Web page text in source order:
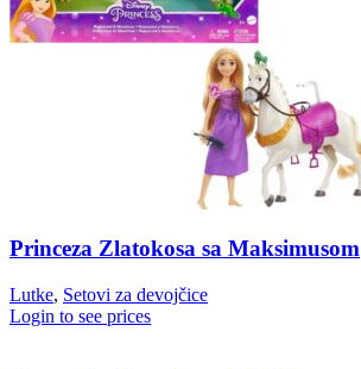
Princeza Zlatokosa sa Maksimusom
Lutke, Setovi za devojčice
Login to see prices